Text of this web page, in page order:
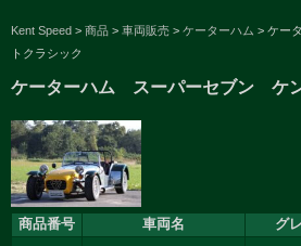
CAR SALES
PARTS
ENGINE MAINTENANCE
OTHER WORKS
GOODS & ACCESSORIES
Kent Speed > 商品 > 車両販売 > ケーターハム > ケー
トクラシック
ケーターハム スーパーセブン ケ
商品番号 車両名 グ